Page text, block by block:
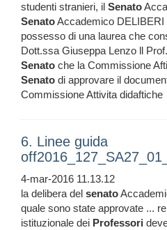
studenti stranieri, il Senato
SenatoAccademico DELIBERI
possesso di una laurea che
Dott.ssa Giuseppa Lenzo ll
Senato che la Commissione
Senato di approvare il
Commissione Attivita didaftiche
6. Linee guida
4-mar-2016 11.13.12
la delibera del senato
quale sono state approvate ...
istituzionale dei Professori